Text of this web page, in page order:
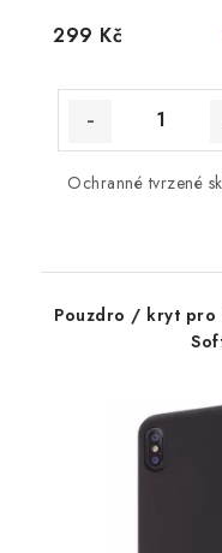
299 Kč
Ochranné tvrzené
Pouzdro / kryt pro